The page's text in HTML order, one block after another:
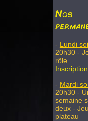
Nos
- Lundi
20h30 -
rôle
- Mardi
20h30 -
semaine
deux -
plateau